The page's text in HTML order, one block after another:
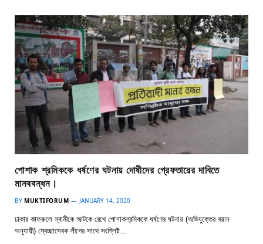
পোশাক শ্রমিককে ধর্ষণের ঘটনায় দোষীদের গ্রেফতারের দাবিতে
মানববন্ধন।
BY MUKTIFORUM JANUARY 14, 2020
ঢাকার কাফরুলে স্বামীকে আটকে রেখে পোশাকশ্রমিককে ধর্ষণের ঘটনায় (অভিযুক্তের বয়ান
অনুযায়ী) স্বেচ্ছাসেবক লীগের সাথে সংশ্লিষ্ট…